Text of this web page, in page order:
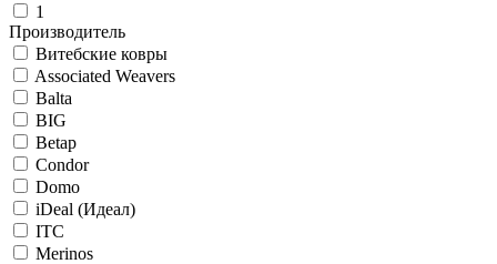
1
Производитель
Витебские ковры
Associated Weavers
Balta
BIG
Betap
Condor
Domo
iDeal (Идеал)
ITC
Merinos